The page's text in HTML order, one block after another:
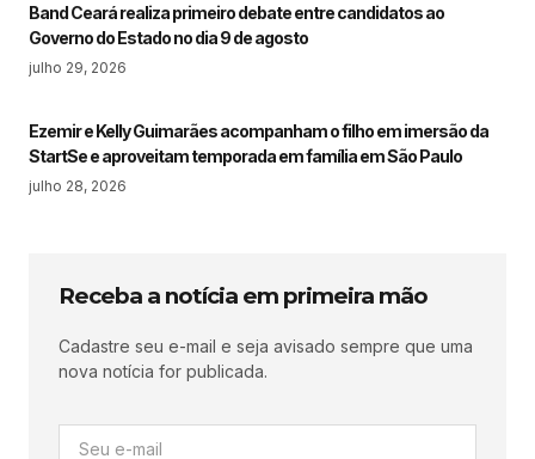
Band Ceará realiza primeiro debate entre candidatos ao
Governo do Estado no dia 9 de agosto
julho 29, 2026
Ezemir e Kelly Guimarães acompanham o filho em imersão da
StartSe e aproveitam temporada em família em São Paulo
julho 28, 2026
Receba a notícia em primeira mão
Cadastre seu e-mail e seja avisado sempre que uma
nova notícia for publicada.